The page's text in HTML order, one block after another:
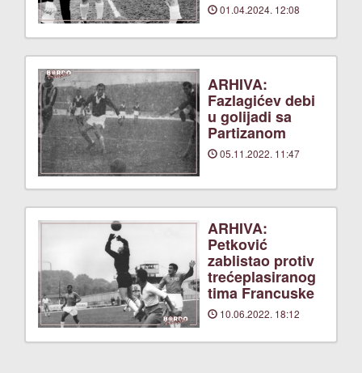
01.04.2024. 12:08
ARHIVA:
Fazlagićev debi
u golijadi sa
Partizanom
05.11.2022. 11:47
ARHIVA:
Petković
zablistao protiv
trećeplasiranog
tima Francuske
10.06.2022. 18:12